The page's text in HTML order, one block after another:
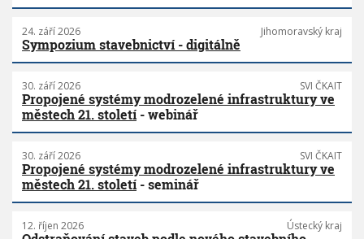
24. září 2026 Jihomoravský kraj
Sympozium stavebnictví - digitálně
30. září 2026 SVI ČKAIT
Propojené systémy modrozelené infrastruktury ve
městech 21. století- webinář
30. září 2026 SVI ČKAIT
Propojené systémy modrozelené infrastruktury ve
městech 21. století- seminář
12. říjen 2026 Ústecký kraj